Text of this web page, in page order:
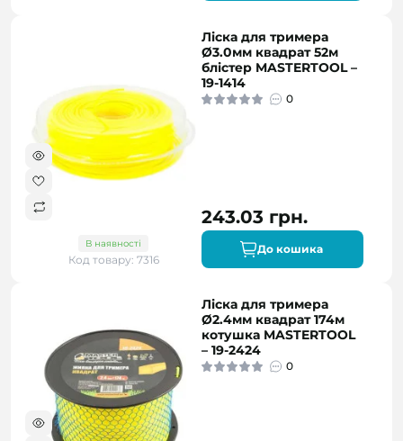
В наявності
Код товару: 7316
Ліска для тримера
Ø3.0мм квадрат 52м
блістер MASTERTOOL –
19-1414
0
243.03 грн.
До кошика
Ліска для тримера
Ø2.4мм квадрат 174м
котушка MASTERTOOL
– 19-2424
0